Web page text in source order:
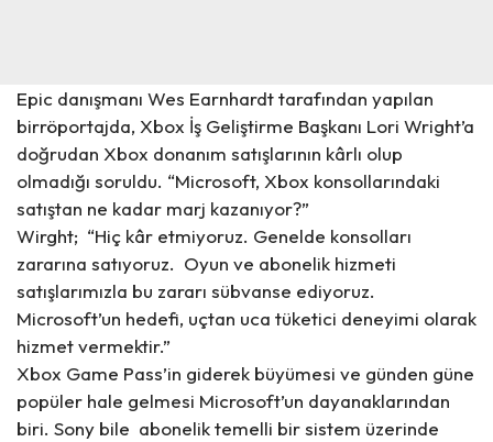
Epic danışmanı Wes Earnhardt tarafından yapılan
birröportajda, Xbox İş Geliştirme Başkanı Lori Wright’a
doğrudan Xbox donanım satışlarının kârlı olup
olmadığı soruldu. “Microsoft, Xbox konsollarındaki
satıştan ne kadar marj kazanıyor?”
Wirght; “Hiç kâr etmiyoruz. Genelde konsolları
zararına satıyoruz. Oyun ve abonelik hizmeti
satışlarımızla bu zararı sübvanse ediyoruz.
Microsoft’un hedefi, uçtan uca tüketici deneyimi olarak
hizmet vermektir.”
Xbox Game Pass’in giderek büyümesi ve günden güne
popüler hale gelmesi Microsoft’un dayanaklarından
biri. Sony bile abonelik temelli bir sistem üzerinde